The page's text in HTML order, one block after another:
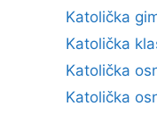
Katolička
Katolička
Katolička
Katolička